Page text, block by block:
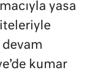
yasa
kumar